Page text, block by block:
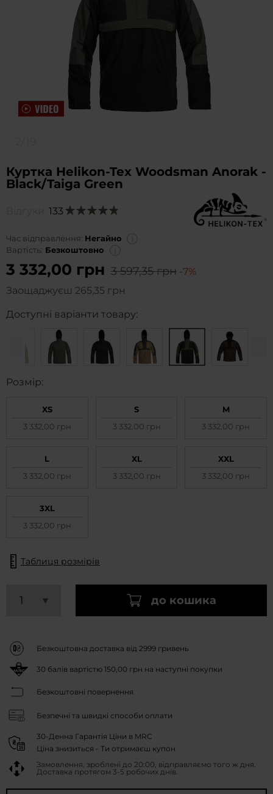
Куртка Helikon-Tex Woodsman Anorak -
Black/Taiga Green
133 Оцінка:
Час відправлення: Негайно
Вартість: Безкоштовно
3 332,00 грн 3 597,35 грн -7%
Заощаджуєш 265,35 грн
Доступні варіанти товару:
Pозмір:
XS
3 332,00 грн
S
3 332,00 грн
M
3 332,00 грн
L
3 332,00 грн
XL
3 332,00 грн
XXL
3 332,00 грн
3XL
3 332,00 грн
Таблиця розмірів
до кошика
Безкоштовна доставка від 2999 гривень
30 балів вартістю 150,00 грн на наступні покупки
Безкоштовні повернення
Безпечні та швидкі способи оплати
30-Денна Гарантія Ціни в MRC
Ціна знизиться - Ти отримаєш купон
Замовлення, зроблені до 20:00, відправляємо того ж дня.
Доставка протягом 3-5 робочих днів.